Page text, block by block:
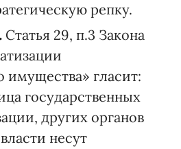
репку.
Статья 29, п.3 Закона
имущества» гласит:
государственных
других органов
несут